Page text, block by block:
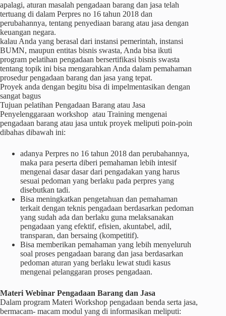
apalagi, aturan masalah pengadaan barang dan jasa telah
tertuang di dalam Perpres no 16 tahun 2018 dan
perubahannya, tentang penyediaan barang atau jasa dengan
keuangan negara.
kalau Anda yang berasal dari instansi pemerintah, instansi
BUMN, maupun entitas bisnis swasta, Anda bisa ikuti
program pelatihan pengadaan bersertifikasi bisnis swasta
tentang topik ini bisa mengarahkan Anda dalam pemahaman
prosedur pengadaan barang dan jasa yang tepat.
Proyek anda dengan begitu bisa di impelmentasikan dengan
sangat bagus
Tujuan pelatihan Pengadaan Barang atau Jasa
Penyelenggaraan workshop atau Training mengenai
pengadaan barang atau jasa untuk proyek meliputi poin-poin
dibahas dibawah ini:
adanya Perpres no 16 tahun 2018 dan perubahannya,
maka para peserta diberi pemahaman lebih intesif
mengenai dasar dasar dari pengadakan yang harus
sesuai pedoman yang berlaku pada perpres yang
disebutkan tadi.
Bisa meningkatkan pengetahuan dan pemahaman
terkait dengan teknis pengadaan berdasarkan pedoman
yang sudah ada dan berlaku guna melaksanakan
pengadaan yang efektif, efisien, akuntabel, adil,
transparan, dan bersaing (kompetitif).
Bisa memberikan pemahaman yang lebih menyeluruh
soal proses pengadaan barang dan jasa berdasarkan
pedoman aturan yang berlaku lewat studi kasus
mengenai pelanggaran proses pengadaan.
Materi Webinar Pengadaan Barang dan Jasa
Dalam program Materi Workshop pengadaan benda serta jasa,
bermacam- macam modul yang di informasikan meliputi: